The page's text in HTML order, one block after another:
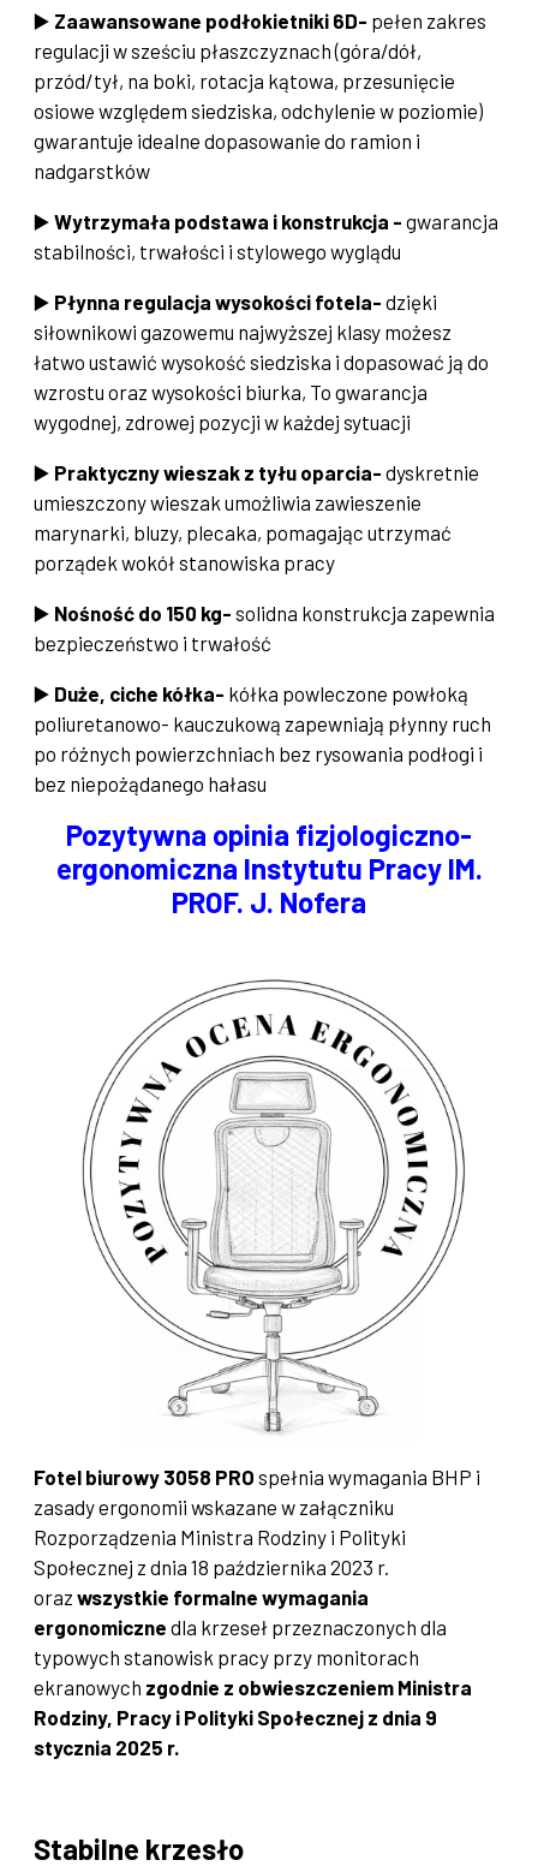
▶️ Zaawansowane podłokietniki 6D- pełen zakres
regulacji w sześciu płaszczyznach (góra/dół,
przód/tył, na boki, rotacja kątowa, przesunięcie
osiowe względem siedziska, odchylenie w poziomie)
gwarantuje idealne dopasowanie do ramion i
nadgarstków
▶️ Wytrzymała podstawa i konstrukcja - gwarancja
stabilności, trwałości i stylowego wyglądu
▶️ Płynna regulacja wysokości fotela- dzięki
siłownikowi gazowemu najwyższej klasy możesz
łatwo ustawić wysokość siedziska i dopasować ją do
wzrostu oraz wysokości biurka, To gwarancja
wygodnej, zdrowej pozycji w każdej sytuacji
▶️ Praktyczny wieszak z tyłu oparcia- dyskretnie
umieszczony wieszak umożliwia zawieszenie
marynarki, bluzy, plecaka, pomagając utrzymać
porządek wokół stanowiska pracy
▶️ Nośność do 150 kg- solidna konstrukcja zapewnia
bezpieczeństwo i trwałość
▶️ Duże, ciche kółka- kółka powleczone powłoką
poliuretanowo- kauczukową zapewniają płynny ruch
po różnych powierzchniach bez rysowania podłogi i
bez niepożądanego hałasu
Pozytywna opinia fizjologiczno-
ergonomiczna Instytutu Pracy IM.
PROF. J. Nofera
Fotel biurowy 3058 PRO spełnia wymagania BHP i
zasady ergonomii wskazane w załączniku
Rozporządzenia Ministra Rodziny i Polityki
Społecznej z dnia 18 października 2023 r.
oraz wszystkie formalne wymagania
ergonomiczne dla krzeseł przeznaczonych dla
typowych stanowisk pracy przy monitorach
ekranowych zgodnie z obwieszczeniem Ministra
Rodziny, Pracy i Polityki Społecznej z dnia 9
stycznia 2025 r.
Stabilne krzesło